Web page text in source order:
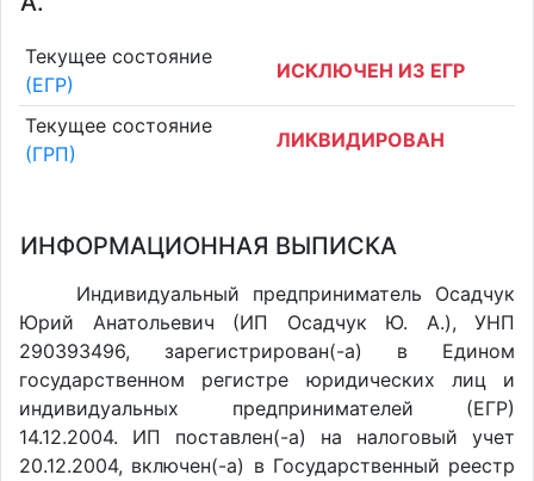
Текущее состояние
(ЕГР)
ИСКЛЮЧЕН ИЗ ЕГР
Текущее состояние
(ГРП)
ЛИКВИДИРОВАН
ИНФОРМАЦИОННАЯ ВЫПИСКА
Индивидуальный предприниматель Осадчук
Юрий Анатольевич (ИП Осадчук Ю. А.), УНП
290393496, зарегистрирован(-а) в Едином
государственном регистре юридических лиц и
индивидуальных предпринимателей (ЕГР)
14.12.2004. ИП поставлен(-a) на налоговый учет
20.12.2004, включен(-a) в Государственный реестр